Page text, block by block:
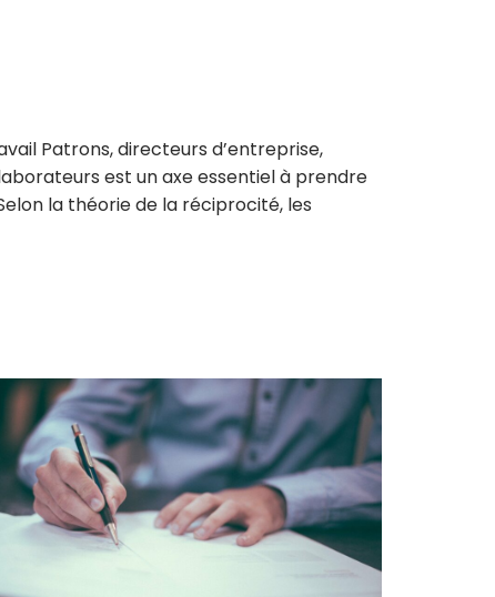
Patrons, directeurs d’entreprise,
est un axe essentiel à prendre
la théorie de la réciprocité, les